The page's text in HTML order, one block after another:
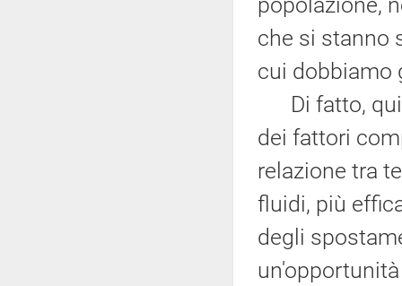
che si stanno
cui dobbiamo
Di fatto,
dei fattori
relazione tra
fluidi, più
degli